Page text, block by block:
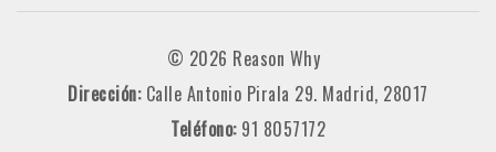
© 2026 Reason Why
Dirección: Calle Antonio Pirala 29. Madrid, 28017
Teléfono: 91 8057172